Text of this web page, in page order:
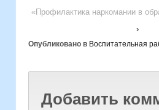
«Профилактика наркомании в
›
Опубликовано в Воспитательная
Добавить